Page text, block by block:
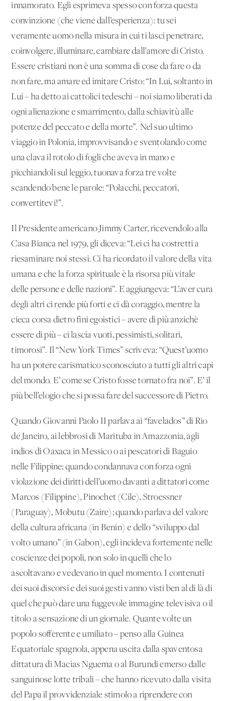
innamorato. Egli esprimeva spesso con forza questa
convinzione (che viene dall’esperienza): tu sei
veramente uomo nella misura in cui ti lasci penetrare,
coinvolgere, illuminare, cambiare dall’amore di Cristo.
Essere cristiani non è una somma di cose da fare o da
non fare, ma amare ed imitare Cristo: “In Lui, soltanto in
Lui – ha detto ai cattolici tedeschi – noi siamo liberati da
ogni alienazione e smarrimento, dalla schiavitù alle
potenze del peccato e della morte”. Nel suo ultimo
viaggio in Polonia, improvvisando e sventolando come
una clava il rotolo di fogli che aveva in mano e
picchiandoli sul leggio, tuonava forza tre volte
scandendo bene le parole: “Polacchi, peccatori,
convertitevi!”.
Il Presidente americano Jimmy Carter, ricevendolo alla
Casa Bianca nel 1979, gli diceva: “Lei ci ha costretti a
riesaminare noi stessi. Ci ha ricordato il valore della vita
umana e che la forza spirituale è la risorsa più vitale
delle persone e delle nazioni”. E aggiungeva: “L’aver cura
degli altri ci rende più forti e ci dà coraggio, mentre la
cieca corsa dietro fini egoistici – avere di più anzichè
essere di più – ci lascia vuoti, pessimisti, solitari,
timorosi”. Il “New York Times” scriveva: “Quest’uomo
ha un potere carismatico sconosciuto a tutti gli altri capi
del mondo. E’ come se Cristo fosse tornato fra noi”. E’ il
più bell’elogio che si possa fare del successore di Pietro.
Quando Giovanni Paolo II parlava ai “favelados” di Rio
de Janeiro, ai lebbrosi di Marituba in Amazzonia, agli
indios di Oaxaca in Messico o ai pescatori di Baguio
nelle Filippine; quando condannava con forza ogni
violazione dei diritti dell’uomo davanti a dittatori come
Marcos (Filippine), Pinochet (Cile), Stroessner
(Paraguay), Mobutu (Zaire); quando parlava del valore
della cultura africana (in Benin) e dello “sviluppo dal
volto umano” (in Gabon), egli incideva fortemente nelle
coscienze dei popoli, non solo in quelli che lo
ascoltavano e vedevano in quel momento. I contenuti
dei suoi discorsi e dei suoi gesti vanno visti ben al di là di
quel che può dare una fuggevole immagine televisiva o il
titolo a sensazione di un giornale. Quante volte un
popolo sofferente e umiliato – penso alla Guinea
Equatoriale spagnola, appena uscita dalla spaventosa
dittatura di Macias Nguema o al Burundi emerso dalle
sanguinose lotte tribali – che hanno ricevuto dalla visita
del Papa il provvidenziale stimolo a riprendere con